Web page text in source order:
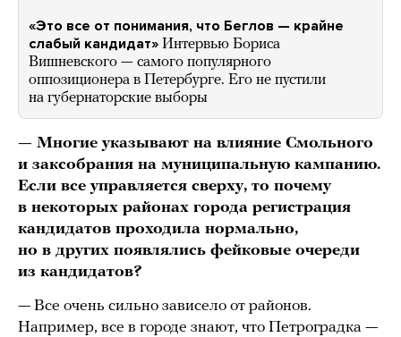
«Это все от понимания, что Беглов — крайне
слабый кандидат» Интервью Бориса
Вишневского — самого популярного
оппозиционера в Петербурге. Его не пустили
на губернаторские выборы
— Многие указывают на влияние Смольного
и заксобрания на муниципальную кампанию.
Если все управляется сверху, то почему
в некоторых районах города регистрация
кандидатов проходила нормально,
но в других появлялись фейковые очереди
из кандидатов?
— Все очень сильно зависело от районов.
Например, все в городе знают, что Петроградка —